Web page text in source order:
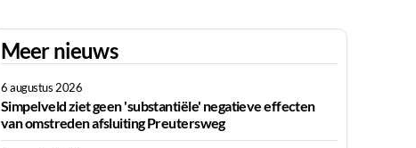
Meer nieuws
6 augustus 2026
Simpelveld ziet geen 'substantiële' negatieve effecten
van omstreden afsluiting Preutersweg